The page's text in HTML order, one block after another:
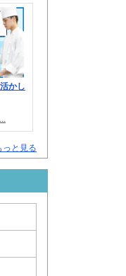
かし
と見る